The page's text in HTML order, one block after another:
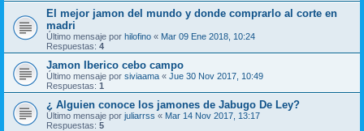
El mejor jamon del mundo y donde comprarlo al corte en
madri
Último mensaje por hilofino « Mar 09 Ene 2018, 10:24
Respuestas: 4
Jamon Iberico cebo campo
Último mensaje por siviaama « Jue 30 Nov 2017, 10:49
Respuestas: 1
¿ Alguien conoce los jamones de Jabugo De Ley?
Último mensaje por juliarrss « Mar 14 Nov 2017, 13:17
Respuestas: 5